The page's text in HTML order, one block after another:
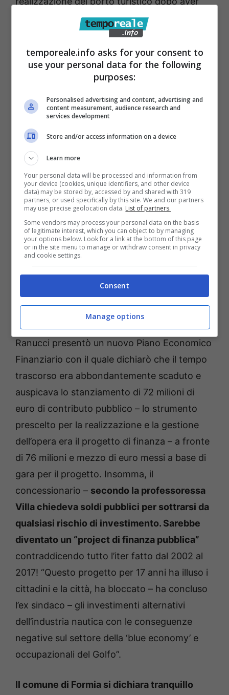
definito anti economico il progetto, sulla
scorta del parere contrario della Capitaneria
di porto di Gaeta e del mancato arrivo della
“Vas” speciale della Regione Lazio.
Comune non doveva bloccare
quell’anticipo incassato, sapeva già nel 2010
che avrebbe dovuto eventualmente
restituirlo qualora il privato avesse deciso –
come si è verificato – di rivedere i suoi piani
imprenditoriali. E invece l’ex sindaco Paola
Villa ha denunciato una sorta di distrazione
che non esiste.Sarebbe stata contemplata
nel bilancio di previsione 2021 che,
approntato dal commissario Prefettizio
Silvana Tizzano, anticipava di fatto una
restituzione lecita ma provocata dal
disimpegno del privato. Nei suoi riguardi
arrivano gli strali dell’ex sindaco di Formia. Nel
2017 la società controllata dall’ex Senatore
Ranucci presentò un nuovo Piano Economico
Finanziario con il quale dichiarò che il tempo
trascorso era abbondantemente scaduto e
auspicava lo stanziamento di 72 milioni di
euro di contributo pubblico – lo strumento
prescelto per la realizzazione e la gestione
dell’opera era il progetto di finanza – a fronte
di 76 milioni e mezzo di euro messi a base di
gara per il progetto. Insomma, il
concessionario – secondo la professoressa
Villa chiedeva soldi pubblici per sottrarsi da
qualsiasi rischio di investimento. Sarebbe
diventato un “project di finanza pubblica”
contraddicendo tutto l’iter fatto dal 2002 al
2017! “Questo progetto per 17 anni ha illuso i
cittadini e la città, ha bloccato – ha concluso
l’ex sindaco – gli investimenti alternativi
dell’industria nautica con le conseguenze
negative sul settore della ‘blue economy’ e
occupazionali del Golfo”.
Il comune di Formia si dichiara tranquillo
temporeale.info asks for your consent to
use your personal data for the following
purposes:
Personalised advertising and content, advertising and
content measurement, audience research and
services development
Store and/or access information on a device
Learn more
Your personal data will be processed and information from
your device (cookies, unique identifiers, and other device
data) may be stored by, accessed by and shared with 319
partners, or used specifically by this site. We and our partners
may use precise geolocation data. List of partners.
Some vendors may process your personal data on the basis
of legitimate interest, which you can object to by managing
your options below. Look for a link at the bottom of this page
or in the site menu to manage or withdraw consent in privacy
and cookie settings.
Consent
Manage options